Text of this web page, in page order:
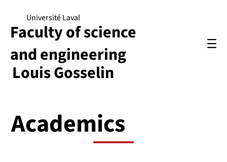
Louis Gosselin
Université Laval
Faculty of science
and engineering
Academics